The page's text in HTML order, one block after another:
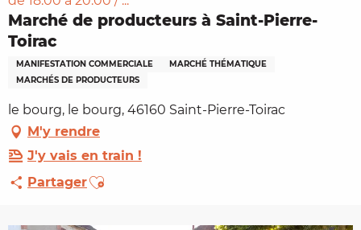
Marché de producteurs à Saint-Pierre-
Toirac
MANIFESTATION COMMERCIALE
MARCHÉ THÉMATIQUE
MARCHÉS DE PRODUCTEURS
le bourg, le bourg, 46160 Saint-Pierre-Toirac
M'y rendre
J'y vais en train !
PartagerAjouter aux favoris